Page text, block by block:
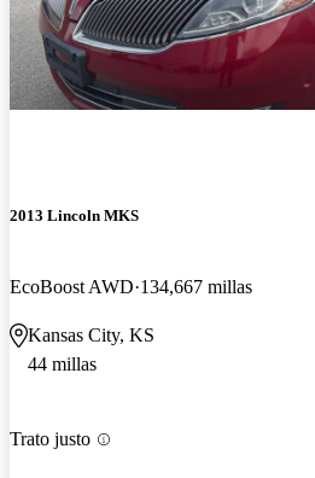
2013 Lincoln MKS
EcoBoost AWD 134,667 millas
Kansas City, KS
44 millas
Trato justo